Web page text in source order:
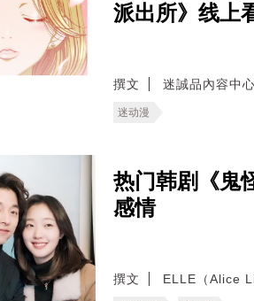
派出所》线上
撰文 迷誠品內容中心
迷动漫
热门韩剧《鬼
感情
撰文 ELLE（Alice Li